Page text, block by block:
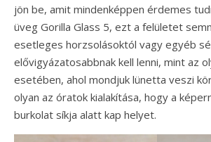
jön be, amit mindenképpen érdemes
üveg Gorilla Glass 5, ezt a felületet
esetleges horzsolásoktól vagy egyéb
elővigyázatosabbnak kell lenni, mint az
esetében, ahol mondjuk lünetta veszi
olyan az óratok kialakítása, hogy a
burkolat síkja alatt kap helyet.